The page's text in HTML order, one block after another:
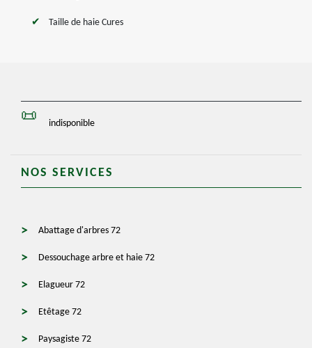
Taille de haie Cures
indisponible
NOS SERVICES
Abattage d'arbres 72
Dessouchage arbre et haie 72
Elagueur 72
Etêtage 72
Paysagiste 72